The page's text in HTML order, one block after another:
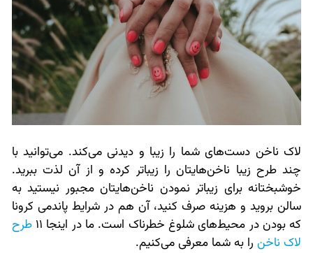
لاک ناخن دست‌های شما را زیبا و دیدنی می‌کند. می‌توانید با
چند طرح زیبا ناخن‌هایتان را زیباتر کرده و از آن لذت ببرید.
خوشبختانه برای زیباتر نمودن ناخن‌هایتان مجبور نیستید به
سالن بروید و هزینه صرف کنید، آن هم در شرایط پاندمی کرونا
که بودن در محیط‌های شلوغ خطرناک است. ما در اینجا 11
طرح
لاک ناخنرا به شما معرفی می‌کنیم.